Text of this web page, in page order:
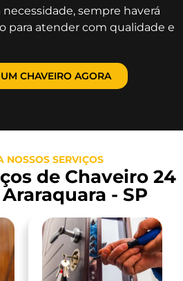
sempre haverá
para atender com qualidade e
CHAVEIRO AGORA
NOSSOS SERVIÇOS
de Chaveiro 24
- SP